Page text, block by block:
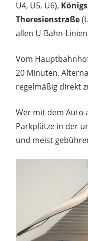
U4, U5, U6),
Theresienstraße
allen U-Bahn-
Vom
20 Minuten.
regelmäßig direkt
Wer mit dem Auto
Parkplätze in der
und meist